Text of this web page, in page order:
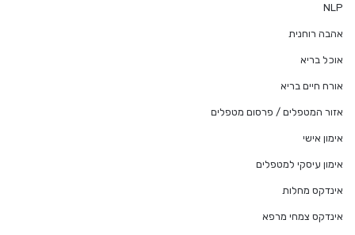
NLP
אהבה רוחנית
אוכל בריא
אורח חיים בריא
אזור המטפלים / פרסום מטפלים
אימון אישי
אימון עיסקי למטפלים
אינדקס מחלות
אינדקס צמחי מרפא